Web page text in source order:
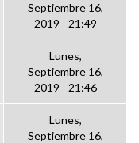
Septiembre 16,
2019 - 21:49
Lunes,
Septiembre 16,
2019 - 21:46
Lunes,
Septiembre 16,